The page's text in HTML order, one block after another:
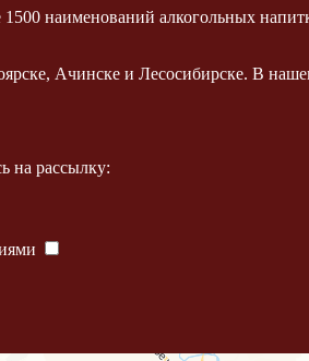
наименований алкогольных
Ачинске и Лесосибирске. В
на рассылку: